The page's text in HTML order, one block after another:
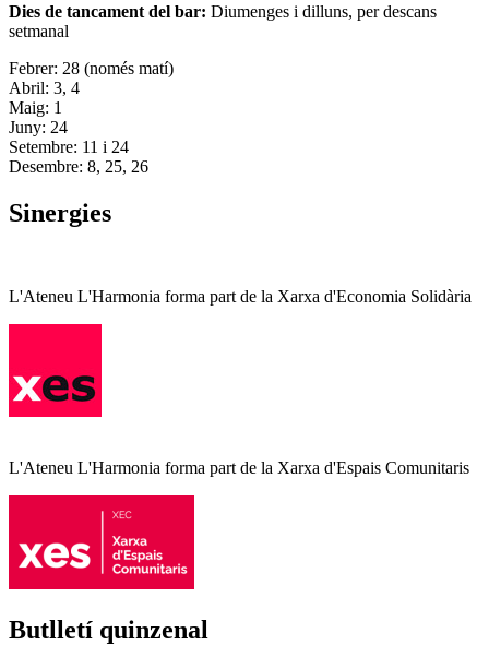
Dies de tancament del bar: Diumenges i dilluns, per descans
setmanal
Febrer: 28 (només matí)
Abril: 3, 4
Maig: 1
Juny: 24
Setembre: 11 i 24
Desembre: 8, 25, 26
Sinergies
L'Ateneu L'Harmonia forma part de la Xarxa d'Economia Solidària
L'Ateneu L'Harmonia forma part de la Xarxa d'Espais Comunitaris
Butlletí quinzenal